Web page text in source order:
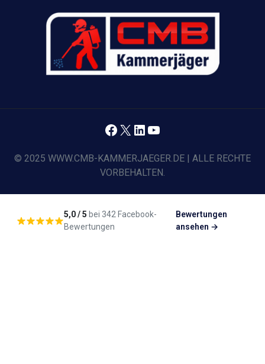
© 2025 WWW.CMB-KAMMERJAEGER.DE | ALLE RECHTE
VORBEHALTEN.
Facebook
X LinkedIn
YouTube
5,0 / 5 bei 342 Facebook-
Bewertungen
Bewertungen
ansehen →